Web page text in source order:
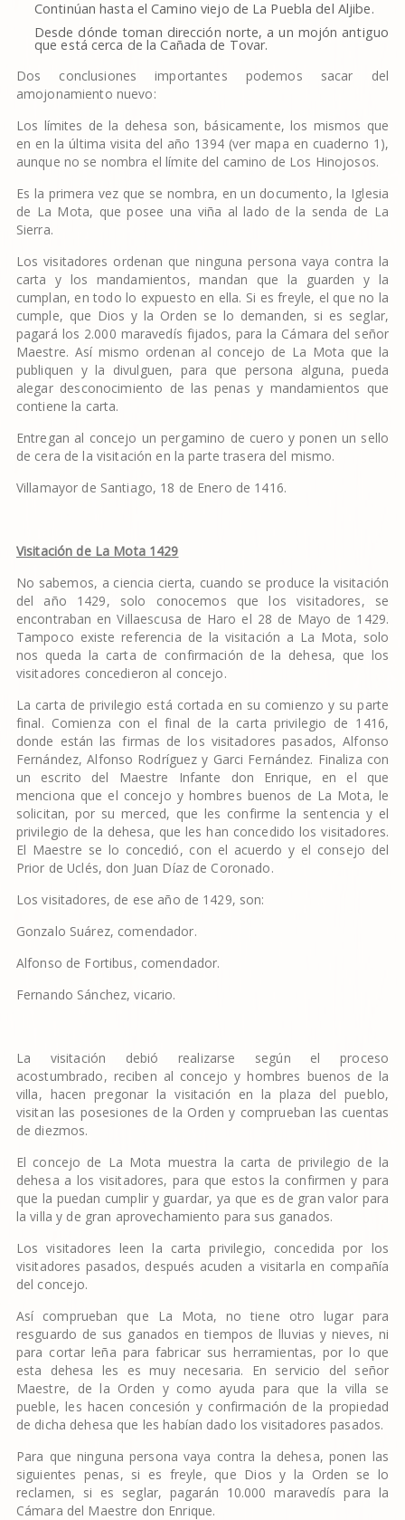
Continúan hasta el Camino viejo de La Puebla del Aljibe.
Desde dónde toman dirección norte, a un mojón antiguo
que está cerca de la Cañada de Tovar.
Dos conclusiones importantes podemos sacar del
amojonamiento nuevo:
Los límites de la dehesa son, básicamente, los mismos que
en en la última visita del año 1394 (ver mapa en cuaderno 1),
aunque no se nombra el límite del camino de Los Hinojosos.
Es la primera vez que se nombra, en un documento, la Iglesia
de La Mota, que posee una viña al lado de la senda de La
Sierra.
Los visitadores ordenan que ninguna persona vaya contra la
carta y los mandamientos, mandan que la guarden y la
cumplan, en todo lo expuesto en ella. Si es freyle, el que no la
cumple, que Dios y la Orden se lo demanden, si es seglar,
pagará los 2.000 maravedís fijados, para la Cámara del señor
Maestre. Así mismo ordenan al concejo de La Mota que la
publiquen y la divulguen, para que persona alguna, pueda
alegar desconocimiento de las penas y mandamientos que
contiene la carta.
Entregan al concejo un pergamino de cuero y ponen un sello
de cera de la visitación en la parte trasera del mismo.
Villamayor de Santiago, 18 de Enero de 1416.
Visitación de La Mota 1429
No sabemos, a ciencia cierta, cuando se produce la visitación
del año 1429, solo conocemos que los visitadores, se
encontraban en Villaescusa de Haro el 28 de Mayo de 1429.
Tampoco existe referencia de la visitación a La Mota, solo
nos queda la carta de confirmación de la dehesa, que los
visitadores concedieron al concejo.
La carta de privilegio está cortada en su comienzo y su parte
final. Comienza con el final de la carta privilegio de 1416,
donde están las firmas de los visitadores pasados, Alfonso
Fernández, Alfonso Rodríguez y Garci Fernández. Finaliza con
un escrito del Maestre Infante don Enrique, en el que
menciona que el concejo y hombres buenos de La Mota, le
solicitan, por su merced, que les confirme la sentencia y el
privilegio de la dehesa, que les han concedido los visitadores.
El Maestre se lo concedió, con el acuerdo y el consejo del
Prior de Uclés, don Juan Díaz de Coronado.
Los visitadores, de ese año de 1429, son:
Gonzalo Suárez, comendador.
Alfonso de Fortibus, comendador.
Fernando Sánchez, vicario.
La visitación debió realizarse según el proceso
acostumbrado, reciben al concejo y hombres buenos de la
villa, hacen pregonar la visitación en la plaza del pueblo,
visitan las posesiones de la Orden y comprueban las cuentas
de diezmos.
El concejo de La Mota muestra la carta de privilegio de la
dehesa a los visitadores, para que estos la confirmen y para
que la puedan cumplir y guardar, ya que es de gran valor para
la villa y de gran aprovechamiento para sus ganados.
Los visitadores leen la carta privilegio, concedida por los
visitadores pasados, después acuden a visitarla en compañía
del concejo.
Así comprueban que La Mota, no tiene otro lugar para
resguardo de sus ganados en tiempos de lluvias y nieves, ni
para cortar leña para fabricar sus herramientas, por lo que
esta dehesa les es muy necesaria. En servicio del señor
Maestre, de la Orden y como ayuda para que la villa se
pueble, les hacen concesión y confirmación de la propiedad
de dicha dehesa que les habían dado los visitadores pasados.
Para que ninguna persona vaya contra la dehesa, ponen las
siguientes penas, si es freyle, que Dios y la Orden se lo
reclamen, si es seglar, pagarán 10.000 maravedís para la
Cámara del Maestre don Enrique.